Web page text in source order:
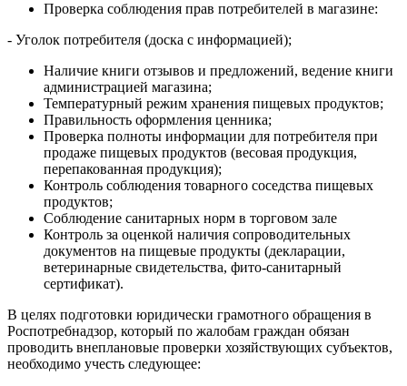
Проверка соблюдения прав потребителей в магазине:
- Уголок потребителя (доска с информацией);
Наличие книги отзывов и предложений, ведение книги
администрацией магазина;
Температурный режим хранения пищевых продуктов;
Правильность оформления ценника;
Проверка полноты информации для потребителя при
продаже пищевых продуктов (весовая продукция,
перепакованная продукция);
Контроль соблюдения товарного соседства пищевых
продуктов;
Соблюдение санитарных норм в торговом зале
Контроль за оценкой наличия сопроводительных
документов на пищевые продукты (декларации,
ветеринарные свидетельства, фито-санитарный
сертификат).
В целях подготовки юридически грамотного обращения в
Роспотребнадзор, который по жалобам граждан обязан
проводить внеплановые проверки хозяйствующих субъектов,
необходимо учесть следующее: